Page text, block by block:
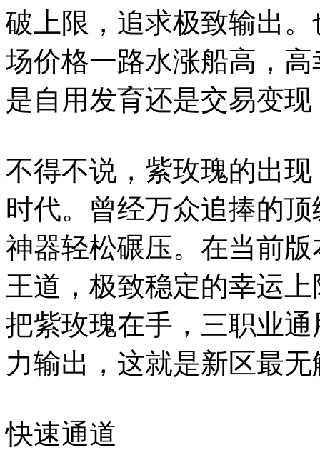
破上限，追求极致输出
场价格一路水涨船高，
是自用发育还是交易变
不得不说，紫玫瑰的出
时代。曾经万众追捧的
神器轻松碾压。在当前
王道，极致稳定的幸运
把紫玫瑰在手，三职业
力输出，这就是新区最
快速通道